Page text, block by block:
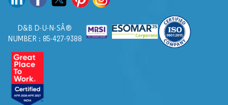
D&B D-U-N-SÂ®
NUMBER : 85-427-9388